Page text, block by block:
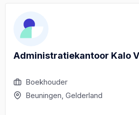
Administratiekantoor Kalo
Boekhouder
Beuningen, Gelderland